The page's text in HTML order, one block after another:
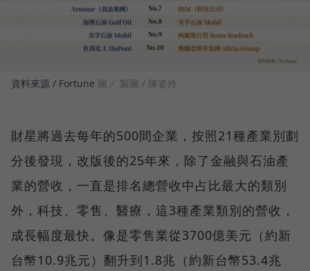
資料來源 / Fortune 圖／ 製圖 / 陳姿伶
財星將過去每年的500間企業，按照21種產業別劃
分後發現，改版後的25年來，除了金融與石油產
業的營收，一直是排名總營收中占比最大的類別
外，科技、零售、醫療，這3種產業類別的營收，
成長幅度最快。像是零售業從3700億美元（約新
台幣10.9兆元）翻升到1.8兆（約新台幣53.4兆